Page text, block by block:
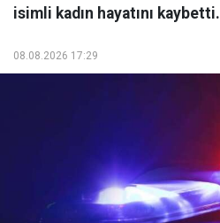
isimli kadın hayatını kaybetti.
08.08.2026 17:29